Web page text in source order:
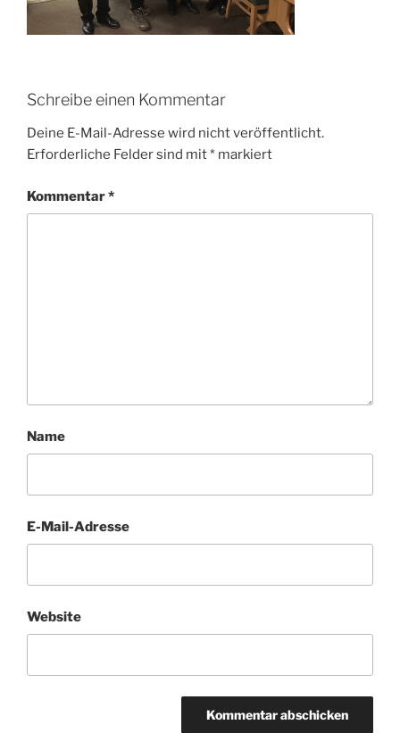
Schreibe einen Kommentar
Deine E-Mail-Adresse wird nicht veröffentlicht.
Erforderliche Felder sind mit* markiert
Kommentar*
Name
E-Mail-Adresse
Website